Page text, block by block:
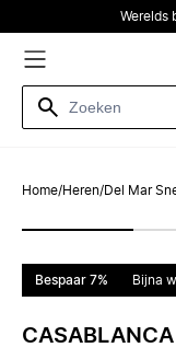
Werelds
Home/Heren/Del Mar
Bespaar 7% Bijna
CASABLANCA